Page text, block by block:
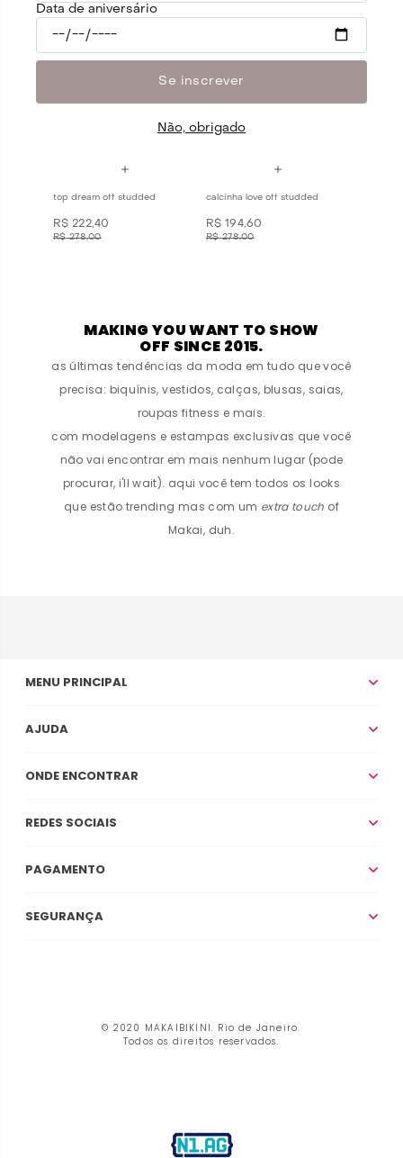
20%
OFF
top dream off studded
R$ 222,40
R$ 278,00
calcinha love off studded
R$ 194,60
R$ 278,00
MAKING YOU WANT TO SHOW
OFF SINCE 2015.
as últimas tendências da moda em tudo que você
precisa: biquínis, vestidos, calças, blusas, saias,
roupas fitness e mais.
com modelagens e estampas exclusivas que você
não vai encontrar em mais nenhum lugar (pode
procurar, i'll wait). aqui você tem todos os looks
que estão trending mas com um extra touch of
Makai, duh.
MENU PRINCIPAL
AJUDA
ONDE ENCONTRAR
REDES SOCIAIS
PAGAMENTO
SEGURANÇA
© 2020 MAKAIBIKINI. Rio de Janeiro.
Todos os direitos reservados.
Data de aniversário
Se inscrever
Não, obrigado